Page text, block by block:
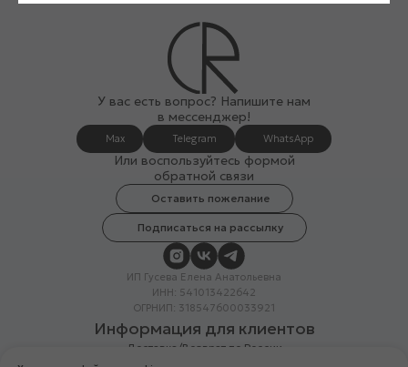
У вас есть вопрос? Напишите нам
в мессенджер!
Max Telegram WhatsApp
Или воспользуйтесь формой
обратной связи
Оставить пожелание
Подписаться на рассылку
ИП Гусева Елена Анатольевна
ИНН: 541013422642
ОГРНИП: 318547600033921
Информация для клиентов
Доставка/Возврат по России